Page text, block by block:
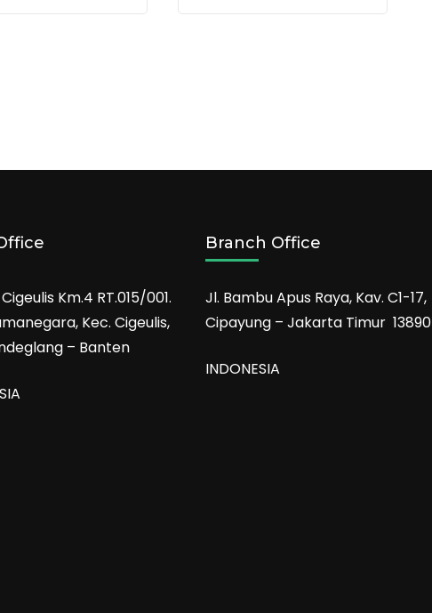
Km.4 RT.015/001.
Kec. Cigeulis,
– Banten
Branch Office
Jl. Bambu Apus Raya, Kav. C1-17,
Cipayung – Jakarta Timur 13890
INDONESIA